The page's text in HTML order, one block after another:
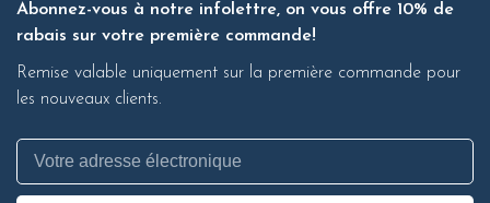
Abonnez-vous à notre infolettre, on vous offre 10% de
rabais sur votre première commande!
Remise valable uniquement sur la première commande pour
les nouveaux clients.